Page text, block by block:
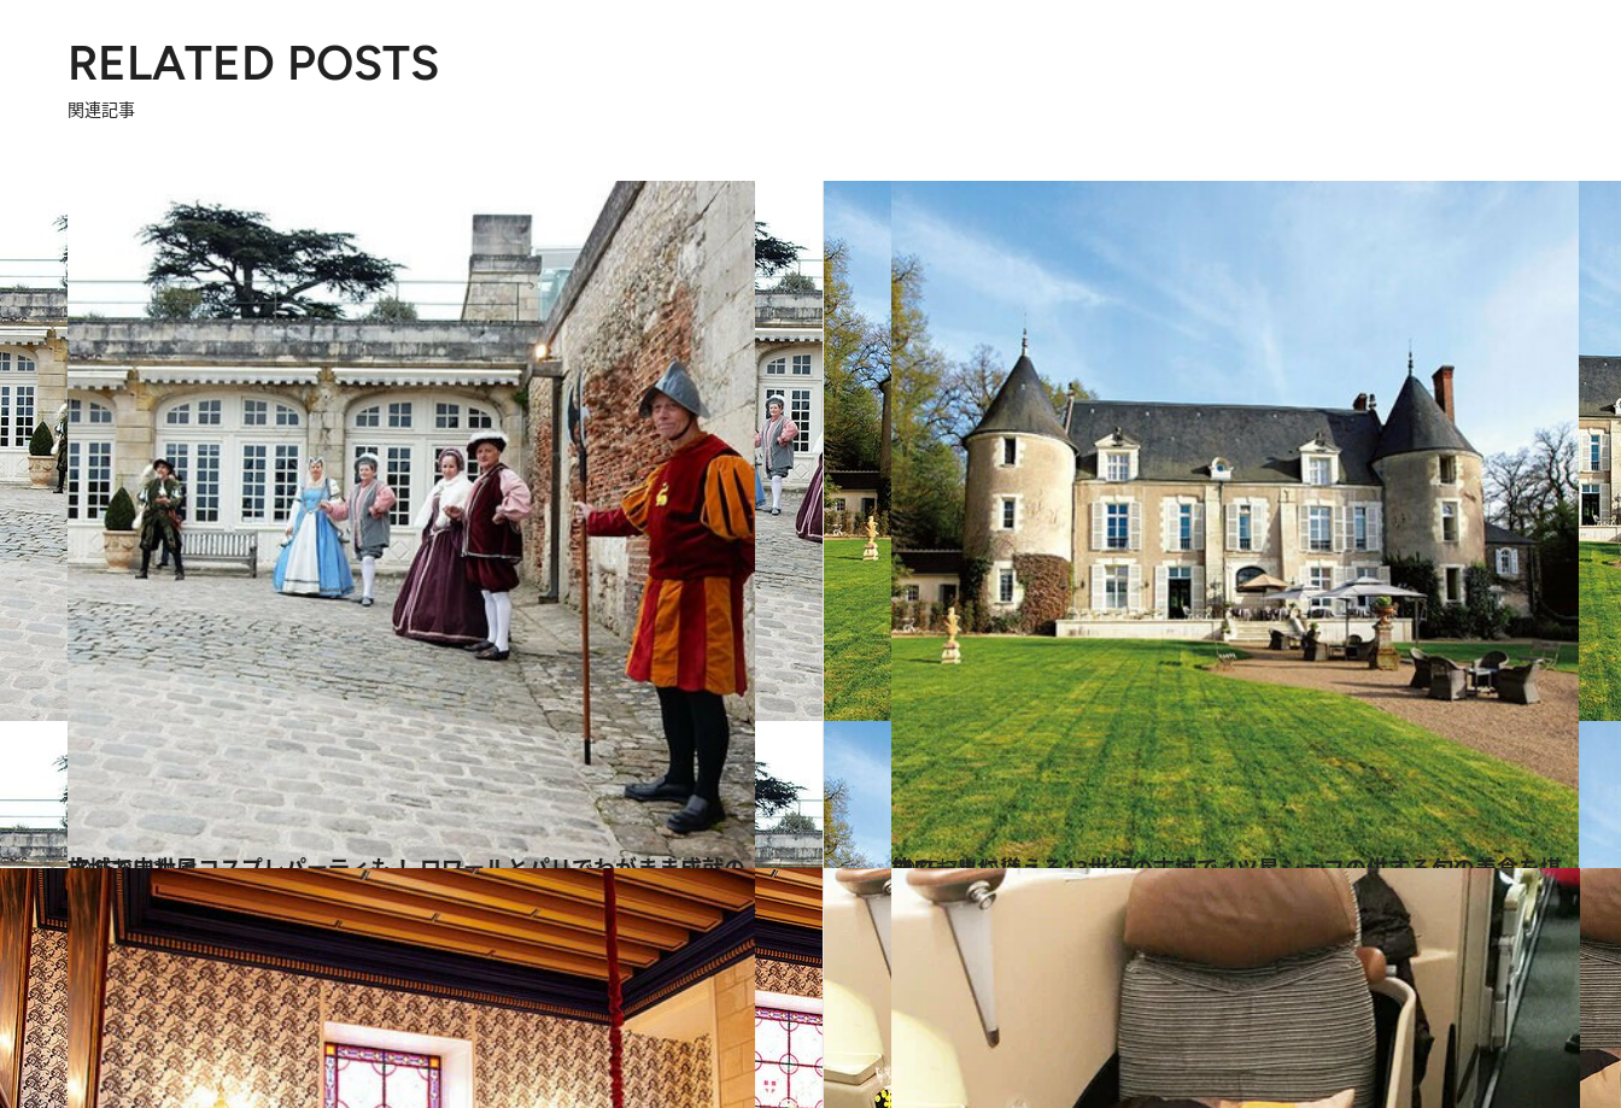
RELATED POSTS
関連記事
2015.5.12
古城で中世風コスプレパーティも！ ロワールとパリでわがまま成就の旅
旅＆お出かけ 2015.7.21
ロワールに聳える13世紀の古城で 1ツ星シェフの供する旬の美食を堪能
旅＆お出かけ